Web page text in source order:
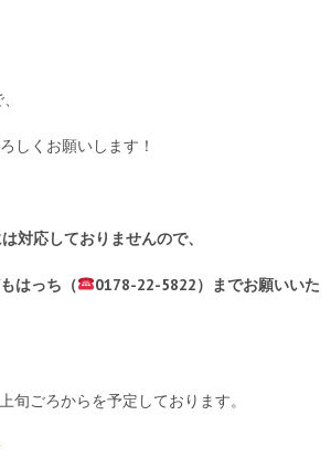
しくお願いします！
対応しておりませんので、
はっち（
0178-22-5822）までお願いいた
旬ごろからを予定しております。